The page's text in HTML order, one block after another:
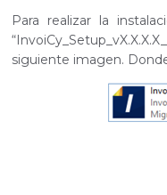
Para realizar la
siguiente imagen.